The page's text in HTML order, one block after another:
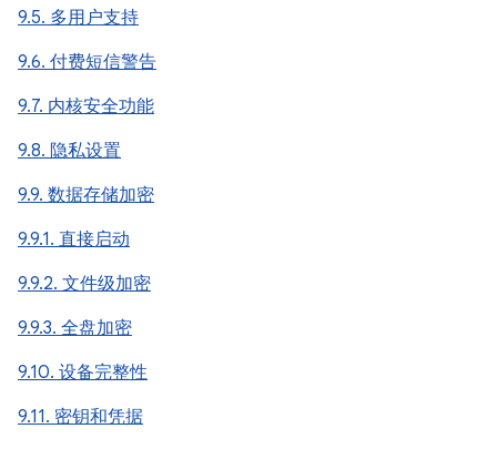
9.5. 多用户支持
9.6. 付费短信警告
9.7. 内核安全功能
9.8. 隐私设置
9.9. 数据存储加密
9.9.1. 直接启动
9.9.2. 文件级加密
9.9.3. 全盘加密
9.10. 设备完整性
9.11. 密钥和凭据